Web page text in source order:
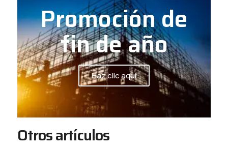
Promoción de
fin de año
Haz clic aquí
Otros artículos